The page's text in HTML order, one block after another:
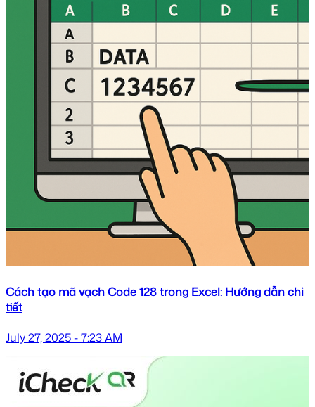
Cách tạo mã vạch Code 128 trong Excel: Hướng dẫn chi
tiết
July 27, 2025 - 7:23 AM